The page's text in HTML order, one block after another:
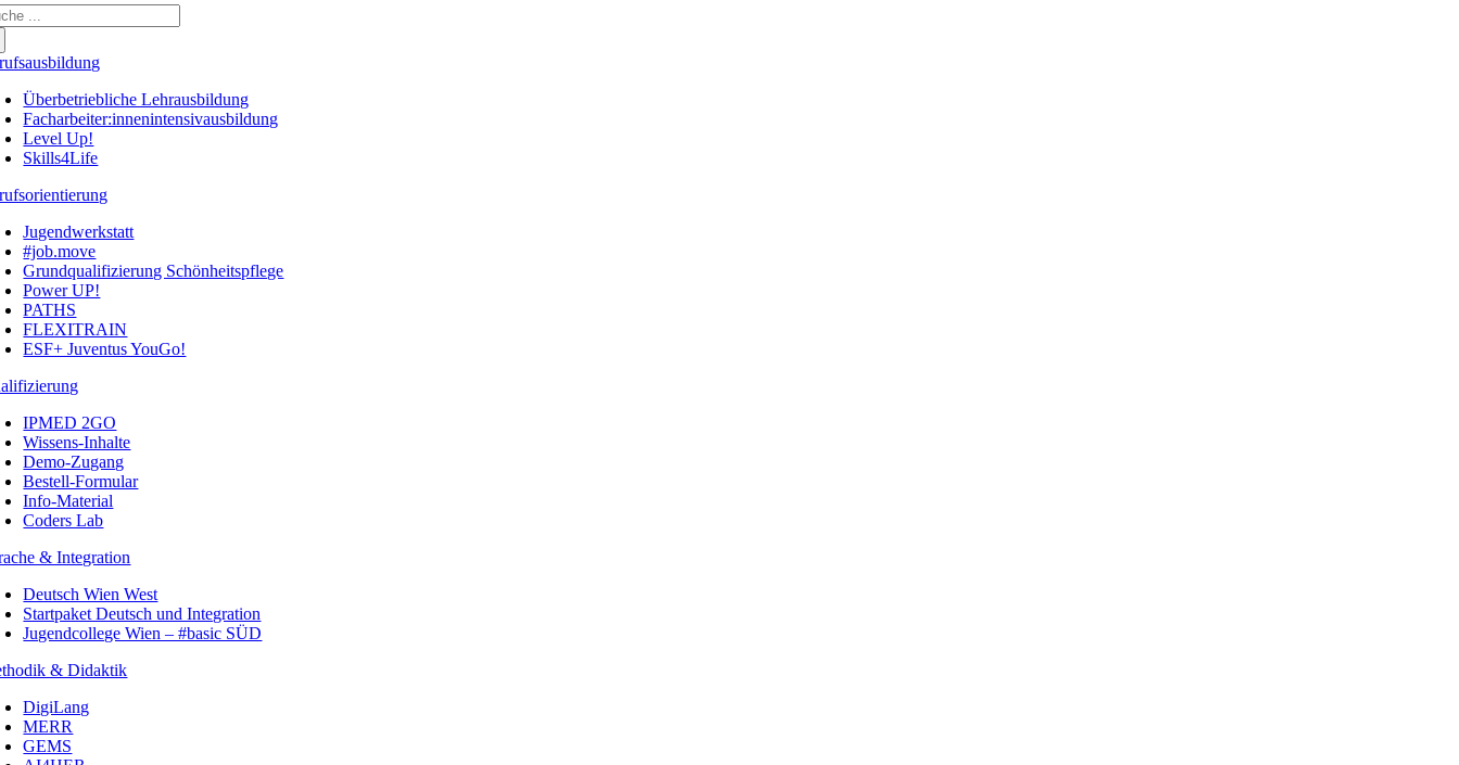
Überbetriebliche Lehrausbildung
Facharbeiter:innenintensivausbildung
Level Up!
Skills4Life
Jugendwerkstatt
#job.move
Grundqualifizierung Schönheitspflege
Power UP!
PATHS
FLEXITRAIN
ESF+ Juventus YouGo!
IPMED 2GO
Wissens-Inhalte
Demo-Zugang
Bestell-Formular
Info-Material
Coders Lab
& Integration
Deutsch Wien West
Startpaket Deutsch und Integration
Jugendcollege Wien – #basic SÜD
& Didaktik
DigiLang
MERR
GEMS